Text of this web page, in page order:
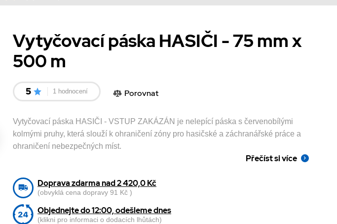
Vytyčovací páska HASIČI - 75 mm x
500 m
5 1 hodnocení Porovnat
Vytyčovací páska HASIČI - VSTUP ZAKÁZÁN je nelepící páska s červenobílými
kolmými pruhy, která slouží k ohraničení zóny pro hasičské a záchranářské práce a
ohraničení nebezpečných míst.
Přečíst si více
Doprava zdarma nad 2 420,0 Kč
(obvyklá cena dopravy 91 Kč )
Objednejte do 12:00, odešleme dnes
(klikni pro informaci o dodacích lhůtách)